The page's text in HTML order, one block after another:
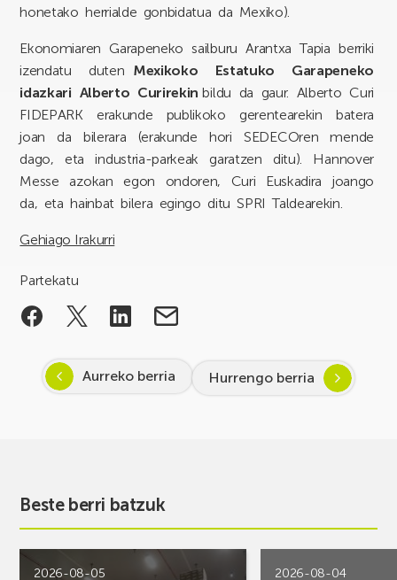
honetako herrialde gonbidatua da Mexiko).
Ekonomiaren Garapeneko sailburu Arantxa Tapia berriki
izendatu duten Mexikoko Estatuko Garapeneko
idazkari Alberto Curirekin bildu da gaur. Alberto Curi
FIDEPARK erakunde publikoko gerentearekin batera
joan da bilerara (erakunde hori SEDECOren mende
dago, eta industria-parkeak garatzen ditu). Hannover
Messe azokan egon ondoren, Curi Euskadira joango
da, eta hainbat bilera egingo ditu SPRI Taldearekin.
Gehiago Irakurri
Partekatu
Aurreko berria Hurrengo berria
Beste berri batzuk
2026-08-05 2026-08-04